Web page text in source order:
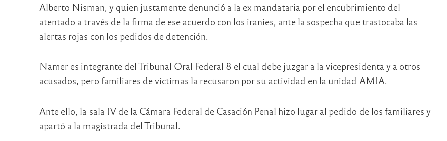
Alberto Nisman, y quien justamente denunció a la ex mandataria por el encubrimiento del
atentado a través de la firma de ese acuerdo con los iraníes, ante la sospecha que trastocaba las
alertas rojas con los pedidos de detención.
Namer es integrante del Tribunal Oral Federal 8 el cual debe juzgar a la vicepresidenta y a otros
acusados, pero familiares de víctimas la recusaron por su actividad en la unidad AMIA.
Ante ello, la sala IV de la Cámara Federal de Casación Penal hizo lugar al pedido de los familiares y
apartó a la magistrada del Tribunal.